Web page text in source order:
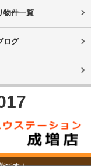
物件一覧
ログ